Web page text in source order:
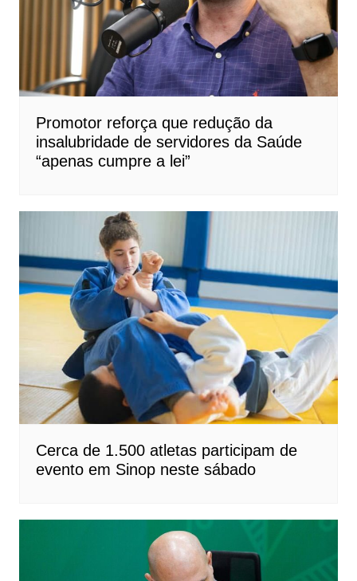
Promotor reforça que redução da
insalubridade de servidores da Saúde
“apenas cumpre a lei”
Cerca de 1.500 atletas participam de
evento em Sinop neste sábado